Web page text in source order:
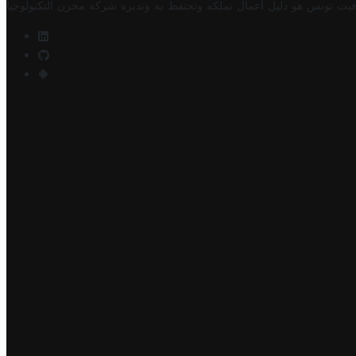
تونس هو دليل أعمال تملكه وتحتفظ به وتديره شركة مخزن التكنولوجيا